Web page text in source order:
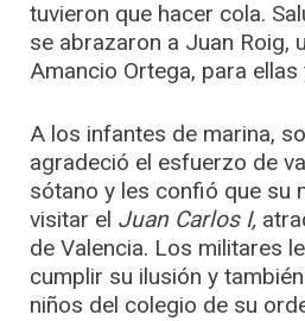
tuvieron que hacer cola.
se abrazaron a Juan Roig,
Amancio Ortega, para
A los infantes de marina,
agradeció el esfuerzo de
sótano y les confió que su
visitar el Juan Carlos I,
de Valencia. Los militares
cumplir su ilusión y
niños del colegio de su